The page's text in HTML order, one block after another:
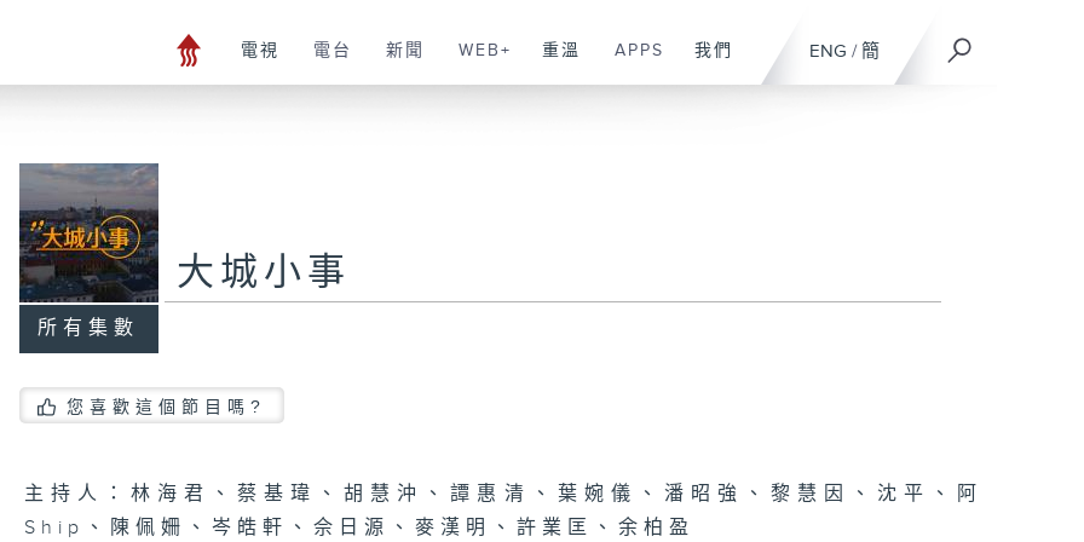
ENG / 簡
電視 電台 新聞 WEB+ 重溫 APPS 我們
所有集數
大城小事
您喜歡這個節目嗎?
主持人：林海君、蔡基瑋、胡慧沖、譚惠清、葉婉儀、潘昭強、黎慧因、沈平、阿
Ship、陳佩姍、岑皓軒、佘日源、麥漢明、許業匡、余柏盈